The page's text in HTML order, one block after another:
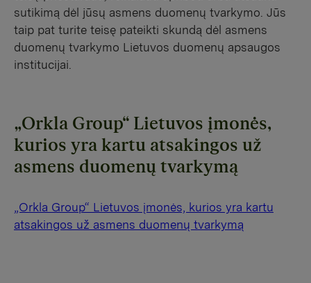
sutikimą dėl jūsų asmens duomenų tvarkymo. Jūs
taip pat turite teisę pateikti skundą dėl asmens
duomenų tvarkymo Lietuvos duomenų apsaugos
institucijai.
„Orkla Group“ Lietuvos įmonės,
kurios yra kartu atsakingos už
asmens duomenų tvarkymą
„Orkla Group“ Lietuvos įmonės, kurios yra kartu
atsakingos už asmens duomenų tvarkymą